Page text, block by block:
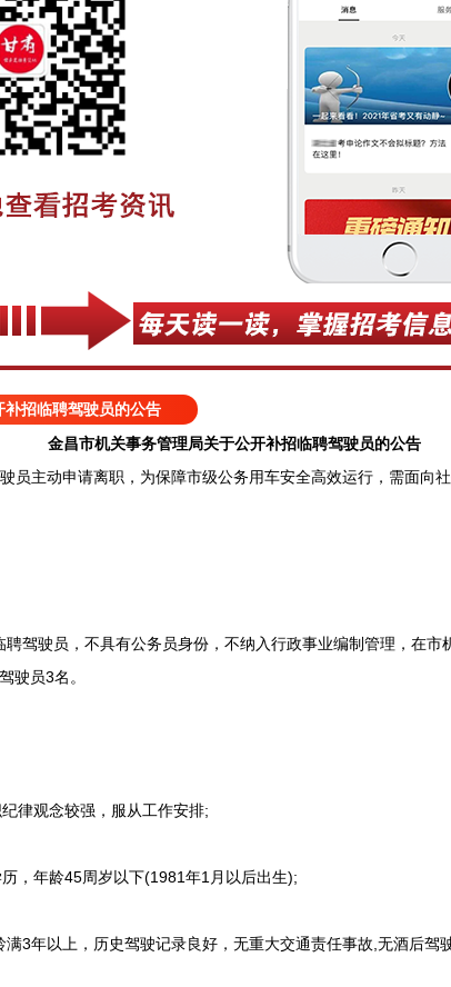
招临聘驾驶员的公告
金昌市机关事务管理局关于公开补招临聘驾驶员的公告
主动申请离职，为保障市级公务用车安全高效运行，需面向
驶员，不具有公务员身份，不纳入行政事业编制管理，在市
驶员3名。
观念较强，服从工作安排;
年龄45周岁以下(1981年1月以后出生);
年以上，历史驾驶记录良好，无重大交通责任事故,无酒后驾